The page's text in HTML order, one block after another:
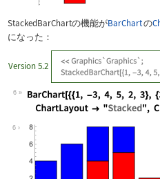
StackedBarChartの機能がBarChartの
になった：
Version 5.2
6
Wolfram Language code:
6